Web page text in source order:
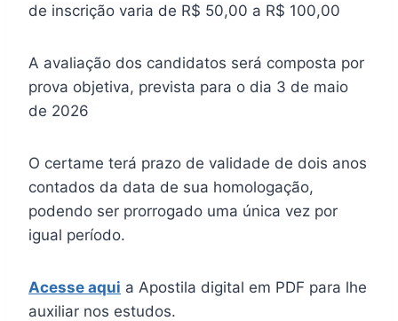
de inscrição varia de R$ 50,00 a R$ 100,00
A avaliação dos candidatos será composta por
prova objetiva, prevista para o dia 3 de maio
de 2026
O certame terá prazo de validade de dois anos
contados da data de sua homologação,
podendo ser prorrogado uma única vez por
igual período.
Acesse aqui a Apostila digital em PDF para lhe
auxiliar nos estudos.